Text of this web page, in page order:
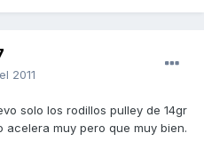
2011
solo los rodillos pulley de 14gr
muy pero que muy bien.